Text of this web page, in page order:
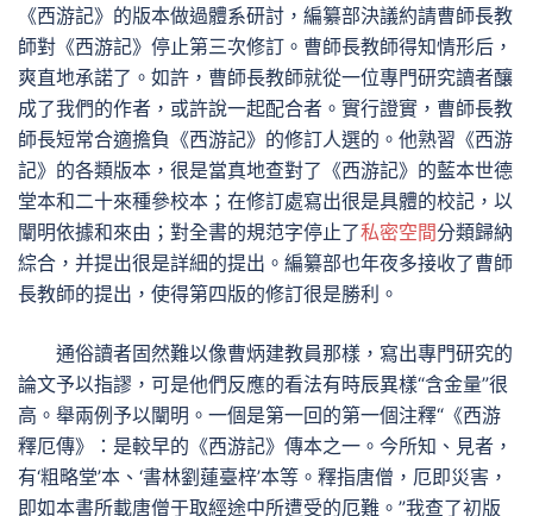
《西游記》的版本做過體系研討，編纂部決議約請曹師長教
師對《西游記》停止第三次修訂。曹師長教師得知情形后，
爽直地承諾了。如許，曹師長教師就從一位專門研究讀者釀
成了我們的作者，或許說一起配合者。實行證實，曹師長教
師長短常合適擔負《西游記》的修訂人選的。他熟習《西游
記》的各類版本，很是當真地查對了《西游記》的藍本世德
堂本和二十來種參校本；在修訂處寫出很是具體的校記，以
闡明依據和來由；對全書的規范字停止了私密空間分類歸納
綜合，并提出很是詳細的提出。編纂部也年夜多接收了曹師
長教師的提出，使得第四版的修訂很是勝利。
通俗讀者固然難以像曹炳建教員那樣，寫出專門研究的
論文予以指謬，可是他們反應的看法有時辰異樣“含金量”很
高。舉兩例予以闡明。一個是第一回的第一個注釋“《西游
釋厄傳》：是較早的《西游記》傳本之一。今所知、見者，
有‘粗略堂’本、‘書林劉蓮臺梓’本等。釋指唐僧，厄即災害，
即如本書所載唐僧于取經途中所遭受的厄難。”我查了初版